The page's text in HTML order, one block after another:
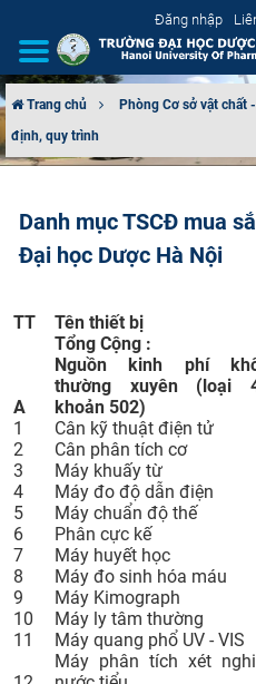
Đăng nhập
GIỚI THIỆU
TUYỂN SINH
ĐÀO TẠO
ĐẢM BẢO CHẤT LƯỢNG
KHOA HỌC CÔNG NGHỆ
HTQT
CỰU NGƯỜI HỌC
Trang chủ Phòng Cơ sở vật chất
định, quy trình
Danh mục TSCĐ mua
Đại học Dược Hà Nội
TT Tên thiết bị
Tổng Cộng :
A
Nguồn kinh phí
thường xuyên (loại
khoản 502)
1
Cân kỹ thuật điện tử
2
Cân phân tích cơ
3
Máy khuấy từ
4
Máy đo độ dẫn điện
5
Máy chuẩn độ thế
6
Phân cực kế
7
Máy huyết học
8
Máy đo sinh hóa máu
9
Máy Kimograph
10
Máy ly tâm thường
11
Máy quang phổ UV - VIS
Máy phân tích xét